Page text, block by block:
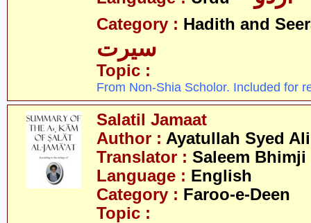
Category : Hadith and
سیرت
Topic :
From Non-Shia Scholor. Included for
Salatil Jamaat
Author : Ayatullah Syed
Translator : Saleem Bhimji
Language : English
Category : Faroo-e-Deen
Topic :